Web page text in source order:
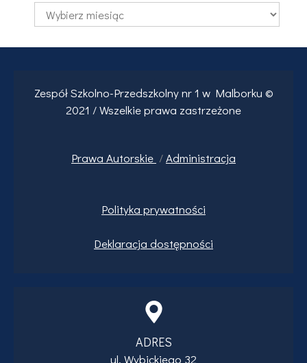
Archiwalne
wpisy:
Zespół Szkolno-Przedszkolny nr 1 w Malborku ©
2021 / Wszelkie prawa zastrzeżone
Prawa Autorskie /Administracja
Polityka prywatności
Deklaracja dostępności
ADRES
ul. Wybickiego 32